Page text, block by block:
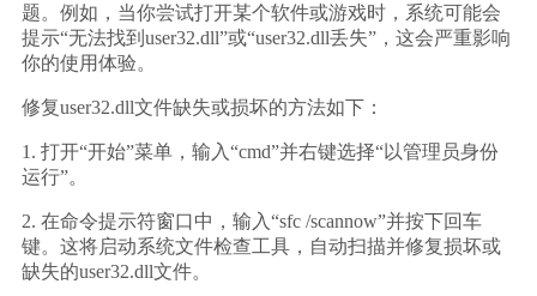
题。例如，当你尝试打开某个软件或游戏时，系统可能会
提示“无法找到user32.dll”或“user32.dll丢失”，这会严重影响
你的使用体验。
修复user32.dll文件缺失或损坏的方法如下：
1. 打开“开始”菜单，输入“cmd”并右键选择“以管理员身份
运行”。
2. 在命令提示符窗口中，输入“sfc /scannow”并按下回车
键。这将启动系统文件检查工具，自动扫描并修复损坏或
缺失的user32.dll文件。